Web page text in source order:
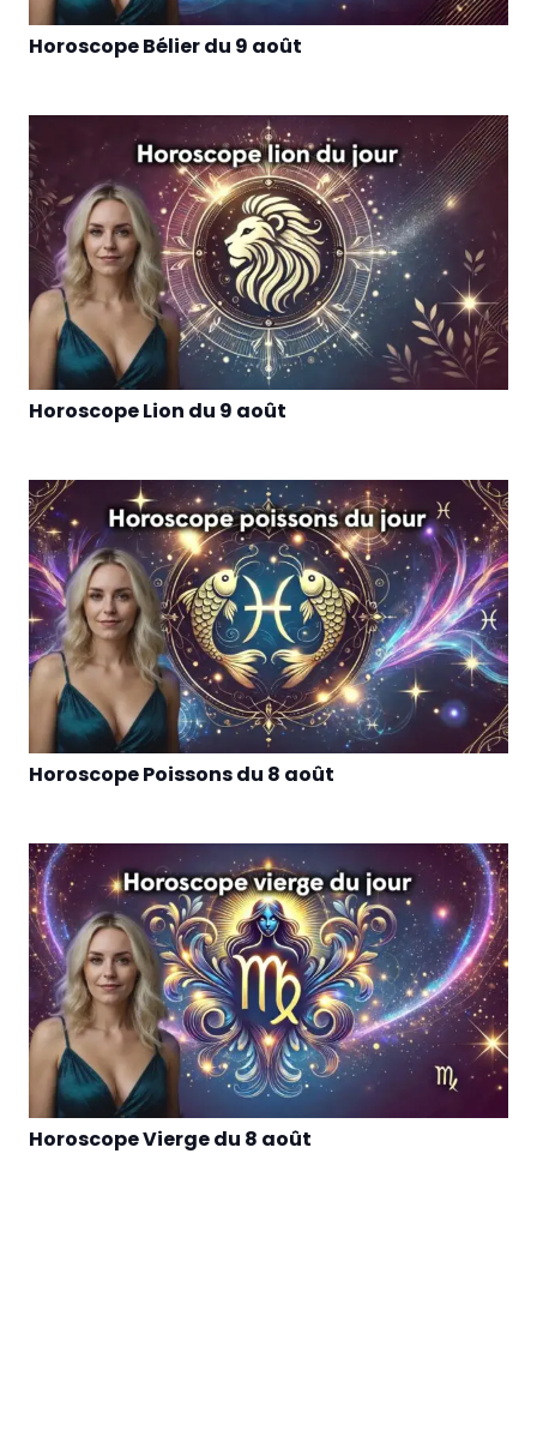
Horoscope Bélier du 9 août
Horoscope Lion du 9 août
Horoscope Poissons du 8 août
Horoscope Vierge du 8 août